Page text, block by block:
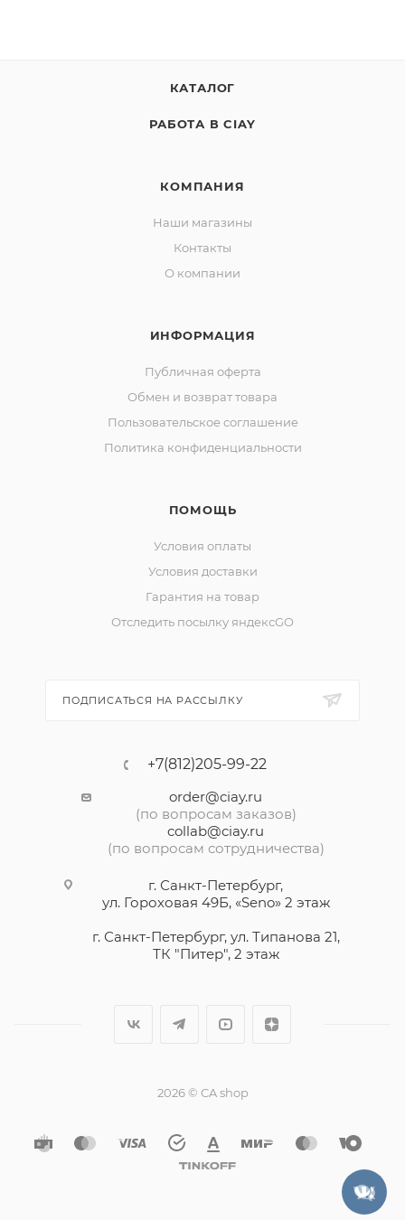
КАТАЛОГ
РАБОТА В CIAY
КОМПАНИЯ
Наши магазины
Контакты
О компании
ИНФОРМАЦИЯ
Публичная оферта
Обмен и возврат товара
Пользовательское соглашение
Политика конфиденциальности
ПОМОЩЬ
Условия оплаты
Условия доставки
Гарантия на товар
Отследить посылку яндексGO
ПОДПИСАТЬСЯ НА РАССЫЛКУ
+7(812)205-99-22
order@ciay.ru
(по вопросам заказов)
collab@ciay.ru
(по вопросам сотрудничества)
г. Санкт-Петербург,
ул. Гороховая 49Б, «Seno» 2 этаж
г. Санкт-Петербург, ул. Типанова 21,
ТК "Питер", 2 этаж
2026 © CA shop